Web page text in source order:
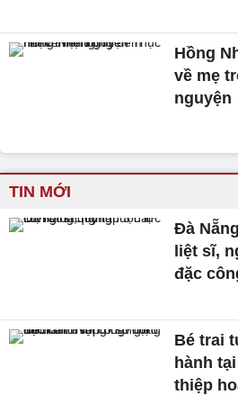
Hồng
về mẹ
nguyện
TIN MỚI
Đà
liệt sĩ,
đặc
Bé trai
hành
thiệp